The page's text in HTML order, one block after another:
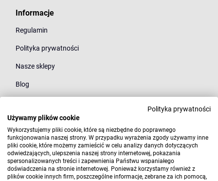
Informacje
Regulamin
Polityka prywatności
Nasze sklepy
Blog
Młodzież
Styl
Marki
Polityka prywatności
Używamy plików cookie
Wykorzystujemy pliki cookie, które są niezbędne do poprawnego
funkcjonowania naszej strony. W przypadku wyrażenia zgody używamy inne
pliki cookie, które możemy zamieścić w celu analizy danych dotyczących
odwiedzających, ulepszenia naszej strony internetowej, pokazania
spersonalizowanych treści i zapewnienia Państwu wspaniałego
doświadczenia na stronie internetowej. Ponieważ korzystamy również z
plików cookie innych firm, poszczególne informacje, zebrane za ich pomocą,